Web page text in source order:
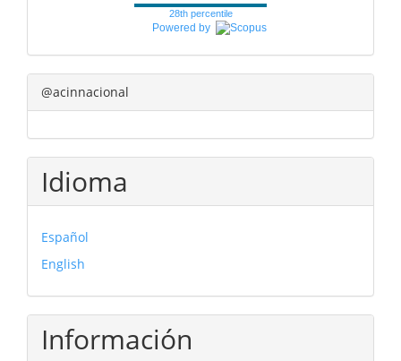
28th percentile
Powered by
@acinnacional
Idioma
Español
English
Información